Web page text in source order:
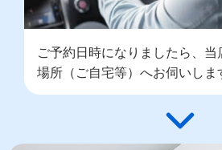
ご予約日時になりましたら、
場所（ご自宅等）へお伺いしま